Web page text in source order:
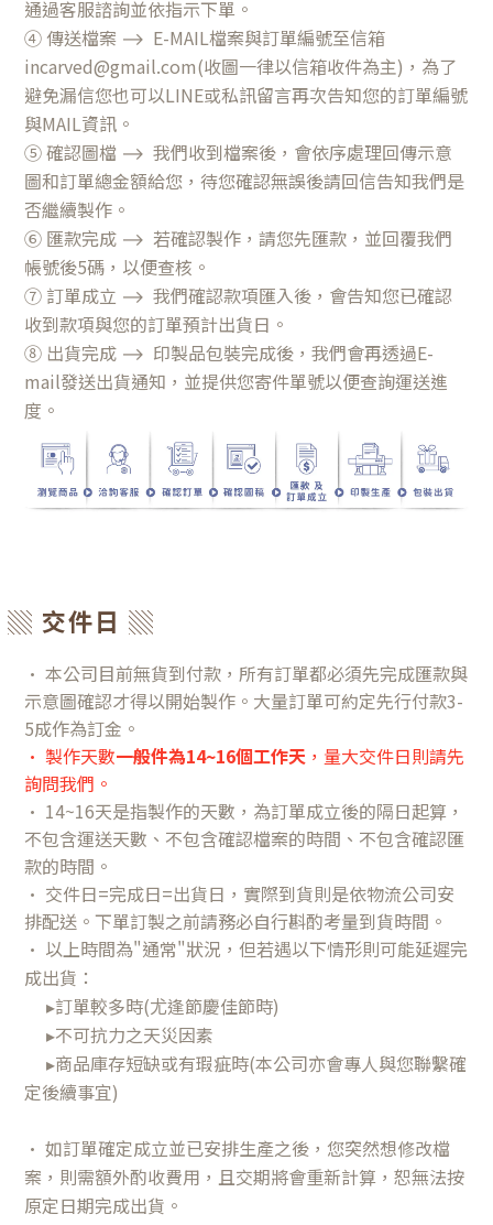
通過客服諮詢並依指示下單。
④ 傳送檔案 ⟶ E-MAIL檔案與訂單編號至信箱
incarved@gmail.com(收圖一律以信箱收件為主)，為了
避免漏信您也可以LINE或私訊留言再次告知您的訂單編號
與MAIL資訊。
⑤ 確認圖檔 ⟶ 我們收到檔案後，會依序處理回傳示意
圖和訂單總金額給您，待您確認無誤後請回信告知我們是
否繼續製作。
⑥ 匯款完成 ⟶ 若確認製作，請您先匯款，並回覆我們
帳號後5碼，以便查核。
⑦ 訂單成立 ⟶ 我們確認款項匯入後，會告知您已確認
收到款項與您的訂單預計出貨日。
⑧ 出貨完成 ⟶ 印製品包裝完成後，我們會再透過E-
mail發送出貨通知，並提供您寄件單號以便查詢運送進
度。
▒ 交件日 ▒
• 本公司目前無貨到付款，所有訂單都必須先完成匯款與
示意圖確認才得以開始製作。大量訂單可約定先行付款3-
5成作為訂金。
• 製作天數一般件為14~16個工作天 ，量大交件日則請先
詢問我們。
• 14~16天是指製作的天數，為訂單成立後的隔日起算，
不包含運送天數、不包含確認檔案的時間、不包含確認匯
款的時間。
• 交件日=完成日=出貨日，實際到貨則是依物流公司安
排配送。下單訂製之前請務必自行斟酌考量到貨時間。
• 以上時間為"通常"狀況，但若遇以下情形則可能延遲完
成出貨：
▸訂單較多時(尤逢節慶佳節時)
▸不可抗力之天災因素
▸商品庫存短缺或有瑕疵時(本公司亦會專人與您聯繫確
定後續事宜)
• 如訂單確定成立並已安排生產之後，您突然想修改檔
案，則需額外酌收費用，且交期將會重新計算，恕無法按
原定日期完成出貨。